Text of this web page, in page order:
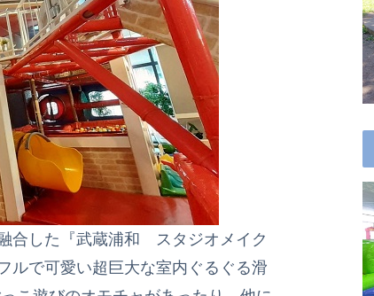
合した『武蔵浦和 スタジオメイク
ルで可愛い超巨大な室内ぐるぐる滑